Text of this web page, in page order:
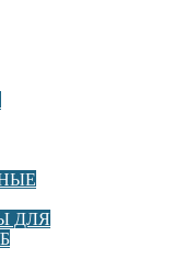
ДЛЯ
DN250
внешний вид
изделия может